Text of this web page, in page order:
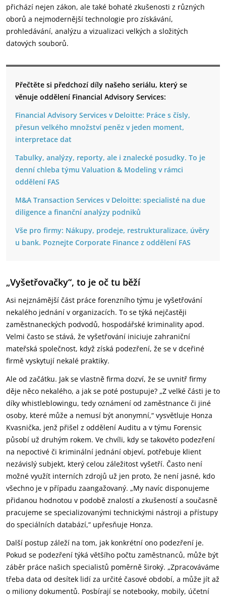
přichází nejen zákon, ale také bohaté zkušenosti z různých
oborů a nejmodernější technologie pro získávání,
prohledávání, analýzu a vizualizaci velkých a složitých
datových souborů.
Přečtěte si předchozí díly našeho seriálu, který se
věnuje oddělení Financial Advisory Services:
Financial Advisory Services v Deloitte: Práce s čísly,
přesun velkého množství peněz v jeden moment,
interpretace dat
Tabulky, analýzy, reporty, ale i znalecké posudky. To je
denní chleba týmu Valuation & Modeling v rámci
oddělení FAS
M&A Transaction Services v Deloitte: specialisté na due
diligence a finanční analýzy podniků
Vše pro firmy: Nákupy, prodeje, restrukturalizace, úvěry
u bank. Poznejte Corporate Finance z oddělení FAS
„Vyšetřovačky“, to je oč tu běží
Asi nejznámější část práce forenzního týmu je vyšetřování
nekalého jednání v organizacích. To se týká nejčastěji
zaměstnaneckých podvodů, hospodářské kriminality apod.
Velmi často se stává, že vyšetřování iniciuje zahraniční
mateřská společnost, když získá podezření, že se v dceřiné
firmě vyskytují nekalé praktiky.
Ale od začátku. Jak se vlastně firma dozví, že se uvnitř firmy
děje něco nekalého, a jak se poté postupuje? „Z velké části je to
díky whistleblowingu, tedy oznámení od zaměstnance či jiné
osoby, které může a nemusí být anonymní,“ vysvětluje Honza
Kvasnička, jenž přišel z oddělení Auditu a v týmu Forensic
působí už druhým rokem. Ve chvíli, kdy se takovéto podezření
na nepoctivé či kriminální jednání objeví, potřebuje klient
nezávislý subjekt, který celou záležitost vyšetří. Často není
možné využít interních zdrojů už jen proto, že není jasné, kdo
všechno je v případu zaangažovaný. „My navíc disponujeme
přidanou hodnotou v podobě znalostí a zkušeností a současně
pracujeme se specializovanými technickými nástroji a přístupy
do speciálních databází,“ upřesňuje Honza.
Další postup záleží na tom, jak konkrétní ono podezření je.
Pokud se podezření týká většího počtu zaměstnanců, může být
záběr práce našich specialistů poměrně široký. „Zpracováváme
třeba data od desítek lidí za určité časové období, a může jít až
o miliony dokumentů. Posbírají se notebooky, mobily, účetní